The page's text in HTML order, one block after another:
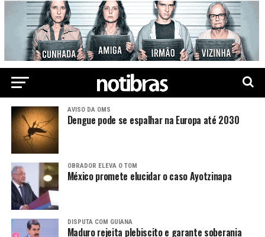
AVISO DA OMS
Dengue pode se espalhar na Europa até 2030
OBRADOR ELEVA O TOM
México promete elucidar o caso Ayotzinapa
DISPUTA COM GUIANA
Maduro rejeita plebiscito e garante soberania